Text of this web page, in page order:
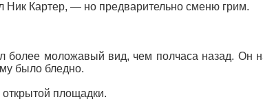
Картер, — но предварительно сменю грим.
более моложавый вид, чем полчаса назад. Он
было бледно.
площадки.